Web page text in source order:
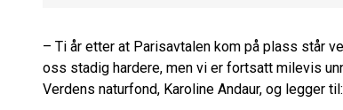
– Ti år etter at Parisavtalen kom på plass står
oss stadig hardere, men vi er fortsatt milevis
Verdens naturfond, Karoline Andaur, og legger til: